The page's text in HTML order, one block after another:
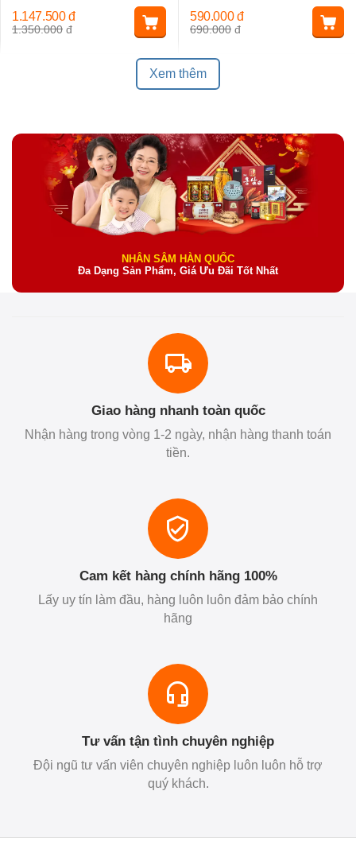
1.350.000 đ
1.147.500 đ
690.000 đ
590.000 đ
Xem thêm
NHÂN SÂM HÀN QUỐC
Đa Dạng Sản Phẩm, Giá Ưu Đãi Tốt Nhất
Giao hàng nhanh toàn quốc
Nhận hàng trong vòng 1-2 ngày, nhận hàng thanh toán
tiền.
Cam kết hàng chính hãng 100%
Lấy uy tín làm đầu, hàng luôn luôn đảm bảo chính
hãng
Tư vấn tận tình chuyên nghiệp
Đội ngũ tư vấn viên chuyên nghiệp luôn luôn hỗ trợ
quý khách.